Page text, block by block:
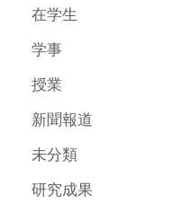
在学生
学事
授業
新聞報道
未分類
研究成果